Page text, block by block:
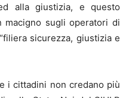
alla giustizia, e questo
macigno sugli operatori di
sicurezza, giustizia e
i cittadini non credano più